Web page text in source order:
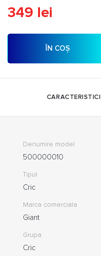
349 lei
ÎN COȘ
CARACTERISTICI
Denumire model
500000010
Tipul
Cric
Marca comerciala
Giant
Grupa
Cric